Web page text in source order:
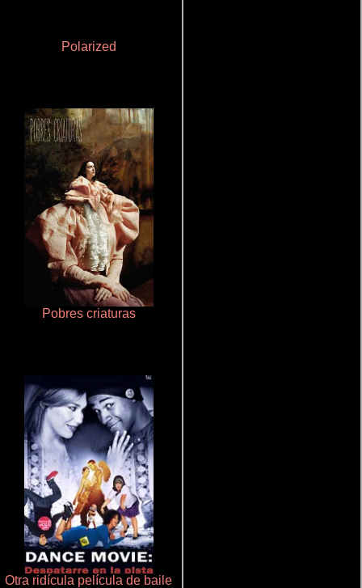
Polarized
Pobres criaturas
Otra ridícula película de baile